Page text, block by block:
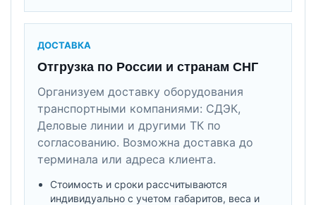
ДОСТАВКА
Отгрузка по России и странам СНГ
Организуем доставку оборудования
транспортными компаниями: СДЭК,
Деловые линии и другими ТК по
согласованию. Возможна доставка до
терминала или адреса клиента.
Стоимость и сроки рассчитываются
индивидуально с учетом габаритов, веса и